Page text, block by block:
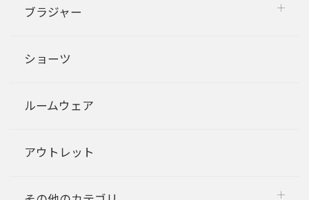
ブラジャー
ショーツ
ルームウェア
アウトレット